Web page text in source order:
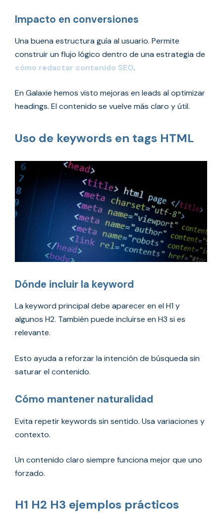
Impacto en conversiones
Una buena estructura guía al usuario. Permite
construir un flujo lógico dentro de una estrategia de
cómo redactar contenido SEO.
En Galaxie hemos visto mejoras en leads al optimizar
headings. El contenido se vuelve más claro y útil.
Uso de keywords en tags HTML
Dónde incluir la keyword
La keyword principal debe aparecer en el H1 y
algunos H2. También puede incluirse en H3 si es
relevante.
Esto ayuda a reforzar la intención de búsqueda sin
saturar el contenido.
Cómo mantener naturalidad
Evita repetir keywords sin sentido. Usa variaciones y
contexto.
Un contenido claro siempre funciona mejor que uno
forzado.
H1 H2 H3 ejemplos prácticos